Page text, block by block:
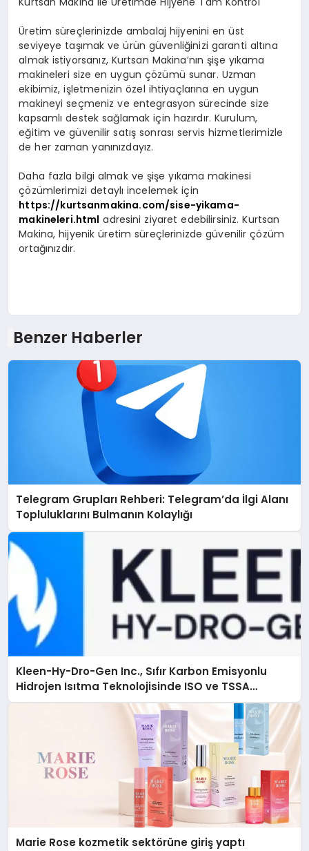
Üretim süreçlerinizde ambalaj hijyenini en üst
seviyeye taşımak ve ürün güvenliğinizi garanti altına
almak istiyorsanız, Kurtsan Makina’nın şişe yıkama
makineleri size en uygun çözümü sunar. Uzman
ekibimiz, işletmenizin özel ihtiyaçlarına en uygun
makineyi seçmeniz ve entegrasyon sürecinde size
kapsamlı destek sağlamak için hazırdır. Kurulum,
eğitim ve güvenilir satış sonrası servis hizmetlerimizle
de her zaman yanınızdayız.
Daha fazla bilgi almak ve şişe yıkama makinesi
çözümlerimizi detaylı incelemek için
https://kurtsanmakina.com/sise-yikama-
makineleri.html adresini ziyaret edebilirsiniz. Kurtsan
Makina, hijyenik üretim süreçlerinizde güvenilir çözüm
ortağınızdır.
Benzer Haberler
Telegram Grupları Rehberi: Telegram’da İlgi Alanı
Topluluklarını Bulmanın Kolaylığı
Kleen-Hy-Dro-Gen Inc., Sıfır Karbon Emisyonlu
Hidrojen Isıtma Teknolojisinde ISO ve TSSA
Düzenleyici Onaylarını Aldı
Marie Rose kozmetik sektörüne giriş yaptı